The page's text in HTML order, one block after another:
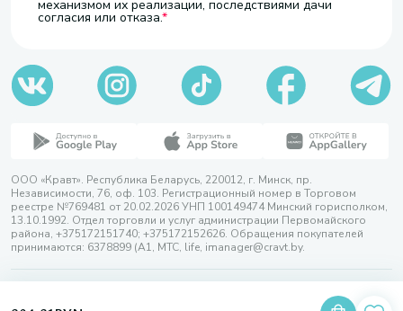
механизмом их реализации, последствиями дачи
согласия или отказа.
ООО «Кравт». Республика Беларусь, 220012, г. Минск, пр.
Независимости, 76, оф. 103. Регистрационный номер в Торговом
реестре №769481 от 20.02.2026 УНП 100149474 Минский горисполком,
13.10.1992. Отдел торговли и услуг администрации Первомайского
района, +375172151740; +375172152626. Обращения покупателей
принимаются: 6378899 (А1, МТС, life, imanager@cravt.by.